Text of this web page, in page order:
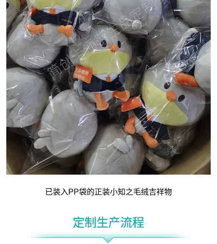
已装入PP袋的正装小知之毛绒吉祥物